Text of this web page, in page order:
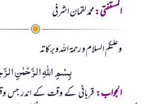
المستفتی:محمد لقمان اشرفی
وعلیکم السلام و رحمۃ اللہ وبرکاتہ
بِسْمِ اللهِ الرَّحْمٰنِ
الجواب:قربانی کے وقت کے اندر جس